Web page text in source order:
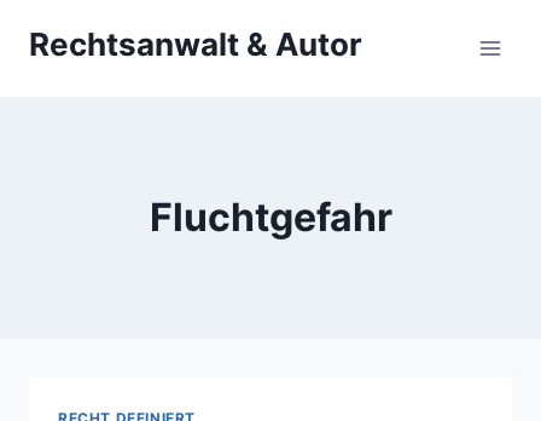
InhaltRechtsanwalt & Autor
Fluchtgefahr